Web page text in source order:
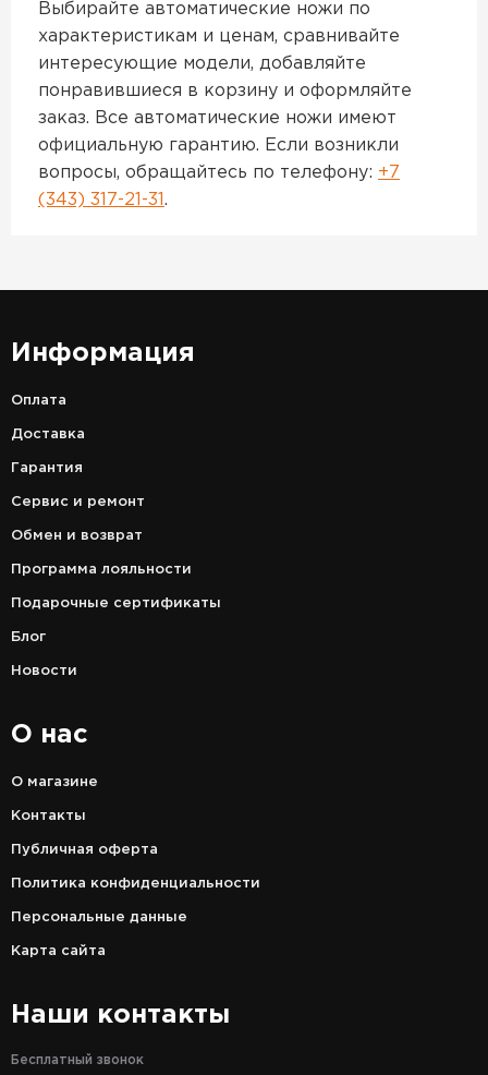
Выбирайте автоматические ножи по
характеристикам и ценам, сравнивайте
интересующие модели, добавляйте
понравившиеся в корзину и оформляйте
заказ. Все автоматические ножи имеют
официальную гарантию. Если возникли
вопросы, обращайтесь по телефону: +7
(343) 317-21-31 .
Информация
Оплата
Доставка
Гарантия
Сервис и ремонт
Обмен и возврат
Программа лояльности
Подарочные сертификаты
Блог
Новости
О нас
О магазине
Контакты
Публичная оферта
Политика конфиденциальности
Персональные данные
Карта сайта
Наши контакты
Бесплатный звонок